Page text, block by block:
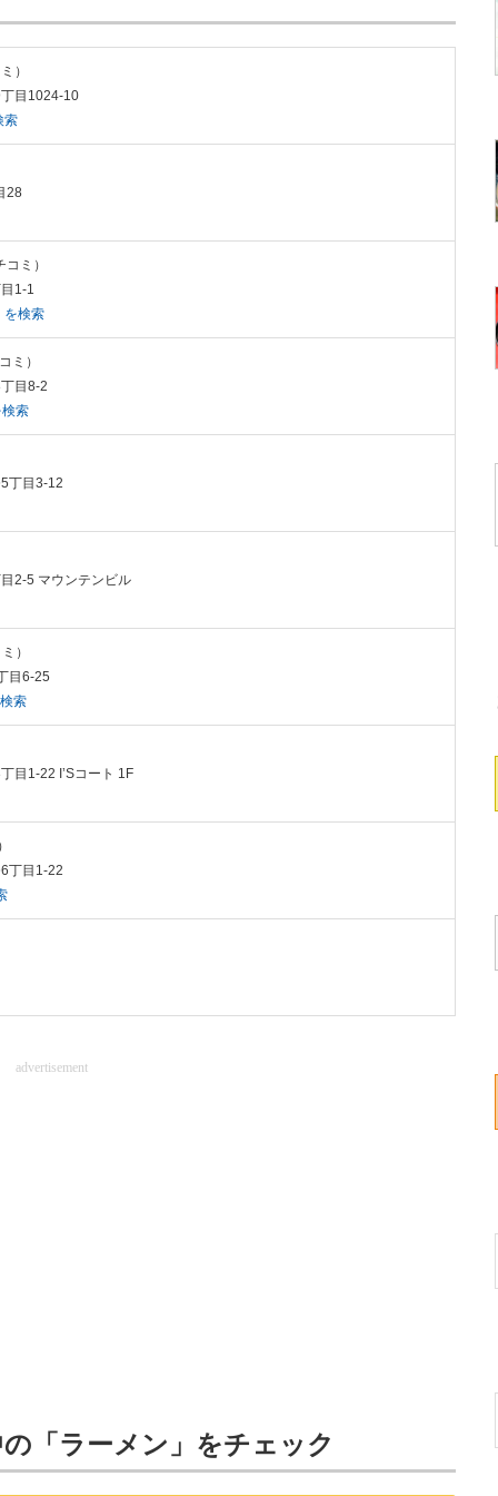
）
目1024-10
索
28
ミ）
1-1
を検索
ミ）
目8-2
索
丁目3-12
2-5 マウンテンビル
）
目6-25
索
目1-22 I’Sコート 1F
丁目1-22
advertisement
「ラーメン」をチェック